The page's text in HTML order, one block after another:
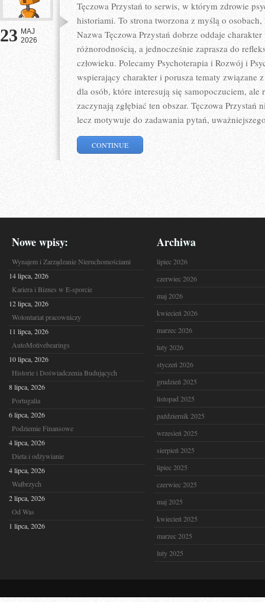
23 MAJ
2026
Tęczowa Przystań to serwis, w którym zdrowie
historiami. To strona tworzona z myślą o
Nazwa Tęczowa Przystań dobrze oddaje
różnorodnością, a jednocześnie zaprasza do
człowieku. Polecamy Psychoterapia i Rozwój i
wspierający charakter i porusza tematy związane
dla osób, które interesują się samopoczuciem,
zaczynają zgłębiać ten obszar. Tęczowa Przystań
lecz motywuje do zadawania pytań,
CONTINUE
Nowe wpisy:
Wynajem i Zarządzanie Nieruchomościami
14 lipca, 2026
Kariera i Biznes w E-sporcie
12 lipca, 2026
Wolontariat pracowniczy
11 lipca, 2026
AutoMotivebearings
10 lipca, 2026
Historie i Doświadczenia Budujących
8 lipca, 2026
Portugalia
6 lipca, 2026
Podziemie Finansowe
4 lipca, 2026
Dieta i odżywianie
4 lipca, 2026
Wałbrzych
2 lipca, 2026
Od Was
1 lipca, 2026
Archiwa
lipiec 2026
czerwiec 2026
maj 2026
kwiecień 2026
marzec 2026
luty 2026
styczeń 2026
grudzień 2025
listopad 2025
październik 2025
wrzesień 2025
sierpień 2025
lipiec 2025
czerwiec 2025
maj 2025
kwiecień 2025
marzec 2025
luty 2025